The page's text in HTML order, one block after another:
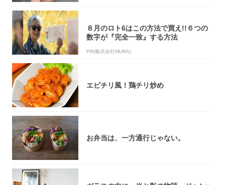
８月のロト6はこの方法で買え!!６つの
数字が『完全一致』する方法
PR(株式会社MURA)
エビチリ風！鶏チリ炒め
お弁当は、一方通行じゃない。